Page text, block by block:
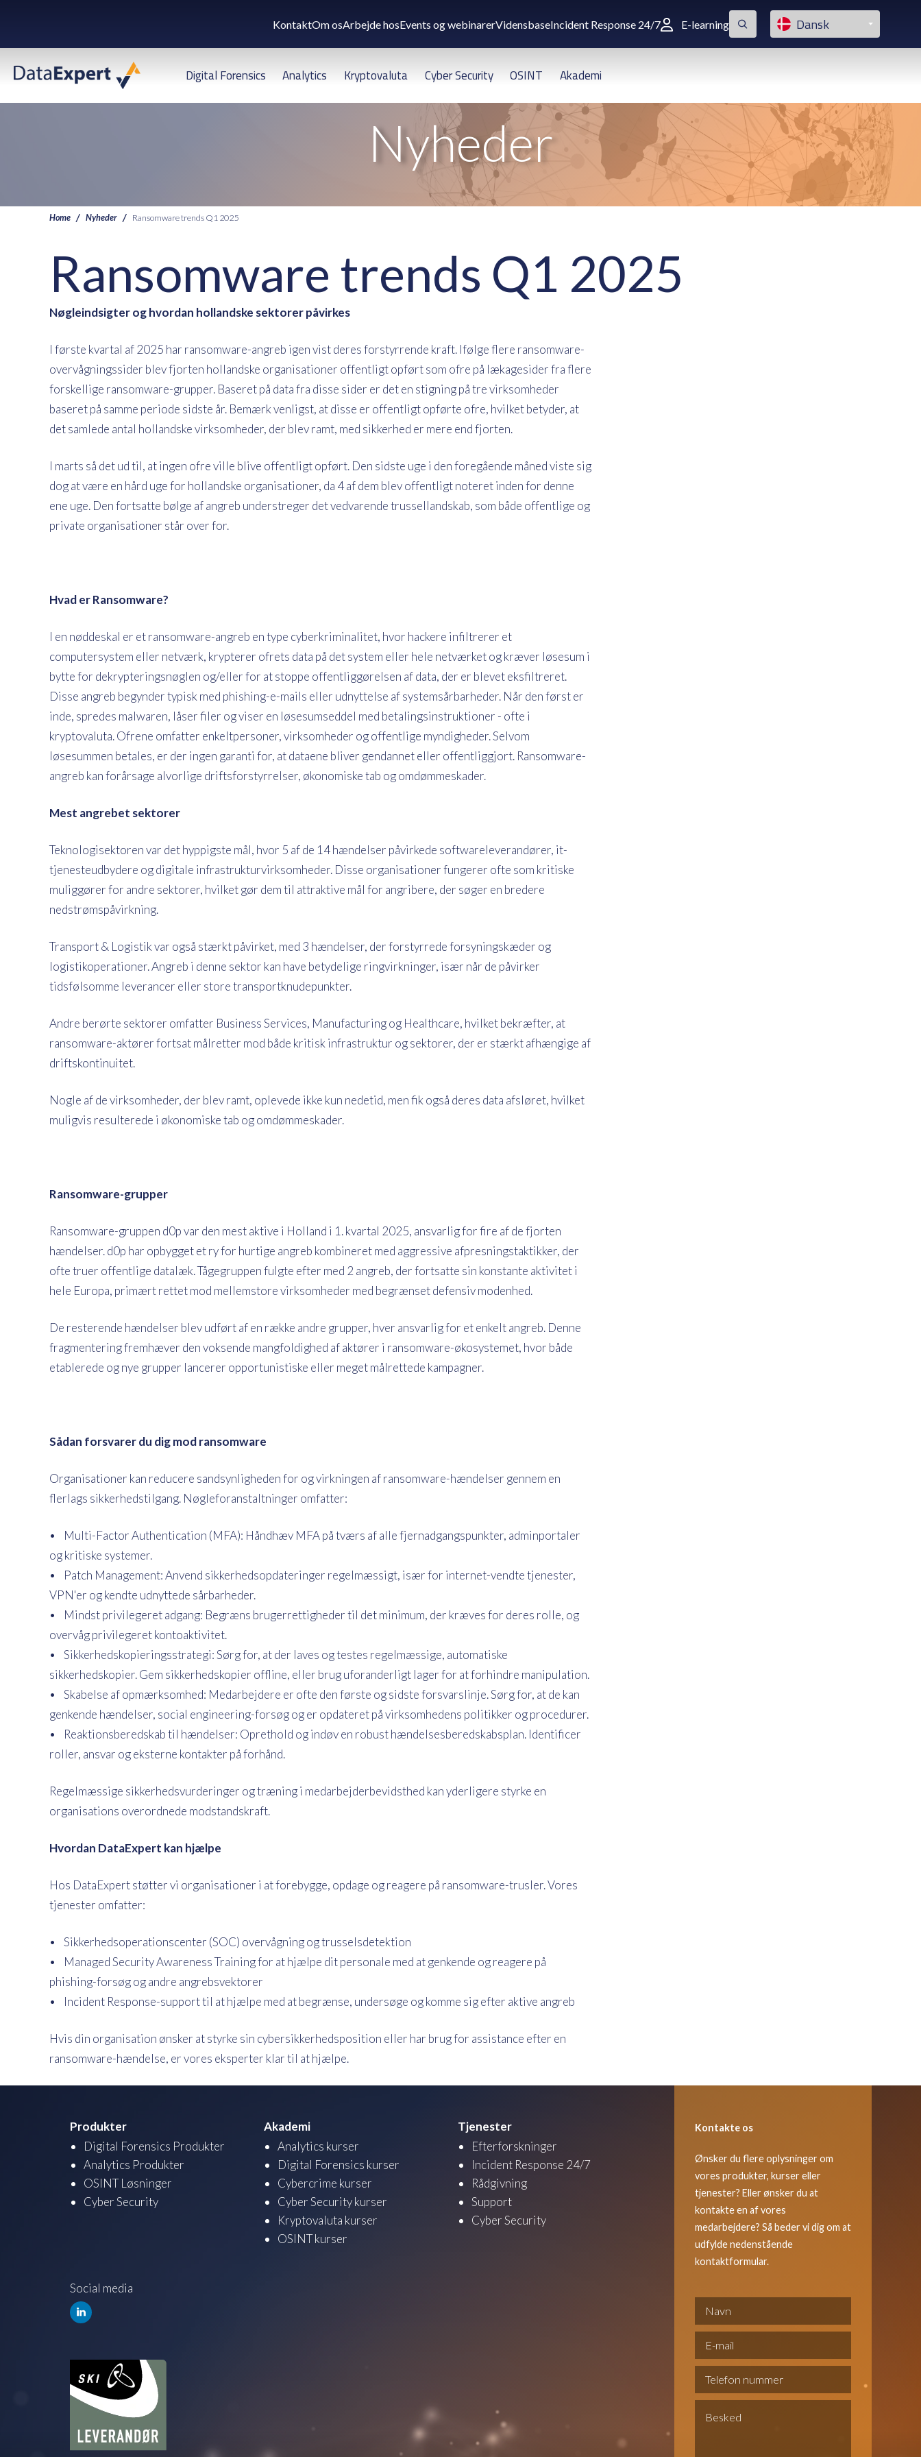
KontaktOm osArbejde hosEvents og webinarerVidensbaseIncident Response 24/7 E-learning Dansk
Digital Forensics Analytics Kryptovaluta Cyber Security OSINT Akademi
Nyheder
Home Nyheder Ransomware trends Q1 2025
Ransomware trends Q1 2025
Nøgleindsigter og hvordan hollandske sektorer påvirkes
I første kvartal af 2025 har ransomware-angreb igen vist deres forstyrrende kraft. Ifølge flere ransomware-
overvågningssider blev fjorten hollandske organisationer offentligt opført som ofre på lækagesider fra flere
forskellige ransomware-grupper. Baseret på data fra disse sider er det en stigning på tre virksomheder
baseret på samme periode sidste år. Bemærk venligst, at disse er offentligt opførte ofre, hvilket betyder, at
det samlede antal hollandske virksomheder, der blev ramt, med sikkerhed er mere end fjorten.
I marts så det ud til, at ingen ofre ville blive offentligt opført. Den sidste uge i den foregående måned viste sig
dog at være en hård uge for hollandske organisationer, da 4 af dem blev offentligt noteret inden for denne
ene uge. Den fortsatte bølge af angreb understreger det vedvarende trussellandskab, som både offentlige og
private organisationer står over for.
Hvad er Ransomware?
I en nøddeskal er et ransomware-angreb en type cyberkriminalitet, hvor hackere infiltrerer et
computersystem eller netværk, krypterer ofrets data på det system eller hele netværket og kræver løsesum i
bytte for dekrypteringsnøglen og/eller for at stoppe offentliggørelsen af ​​data, der er blevet eksfiltreret.
Disse angreb begynder typisk med phishing-e-mails eller udnyttelse af systemsårbarheder. Når den først er
inde, spredes malwaren, låser filer og viser en løsesumseddel med betalingsinstruktioner - ofte i
kryptovaluta. Ofrene omfatter enkeltpersoner, virksomheder og offentlige myndigheder. Selvom
løsesummen betales, er der ingen garanti for, at dataene bliver gendannet eller offentliggjort. Ransomware-
angreb kan forårsage alvorlige driftsforstyrrelser, økonomiske tab og omdømmeskader.
Mest angrebet sektorer
Teknologisektoren var det hyppigste mål, hvor 5 af de 14 hændelser påvirkede softwareleverandører, it-
tjenesteudbydere og digitale infrastrukturvirksomheder. Disse organisationer fungerer ofte som kritiske
muliggører for andre sektorer, hvilket gør dem til attraktive mål for angribere, der søger en bredere
nedstrømspåvirkning.
Transport & Logistik var også stærkt påvirket, med 3 hændelser, der forstyrrede forsyningskæder og
logistikoperationer. Angreb i denne sektor kan have betydelige ringvirkninger, især når de påvirker
tidsfølsomme leverancer eller store transportknudepunkter.
Andre berørte sektorer omfatter Business Services, Manufacturing og Healthcare, hvilket bekræfter, at
ransomware-aktører fortsat målretter mod både kritisk infrastruktur og sektorer, der er stærkt afhængige af
driftskontinuitet.
Nogle af de virksomheder, der blev ramt, oplevede ikke kun nedetid, men fik også deres data afsløret, hvilket
muligvis resulterede i økonomiske tab og omdømmeskader.
Ransomware-grupper
Ransomware-gruppen d0p var den mest aktive i Holland i 1. kvartal 2025, ansvarlig for fire af de fjorten
hændelser. d0p har opbygget et ry for hurtige angreb kombineret med aggressive afpresningstaktikker, der
ofte truer offentlige datalæk. Tågegruppen fulgte efter med 2 angreb, der fortsatte sin konstante aktivitet i
hele Europa, primært rettet mod mellemstore virksomheder med begrænset defensiv modenhed.
De resterende hændelser blev udført af en række andre grupper, hver ansvarlig for et enkelt angreb. Denne
fragmentering fremhæver den voksende mangfoldighed af aktører i ransomware-økosystemet, hvor både
etablerede og nye grupper lancerer opportunistiske eller meget målrettede kampagner.
Sådan forsvarer du dig mod ransomware
Organisationer kan reducere sandsynligheden for og virkningen af ​​ransomware-hændelser gennem en
flerlags sikkerhedstilgang. Nøgleforanstaltninger omfatter:
• Multi-Factor Authentication (MFA): Håndhæv MFA på tværs af alle fjernadgangspunkter, adminportaler
og kritiske systemer.
• Patch Management: Anvend sikkerhedsopdateringer regelmæssigt, især for internet-vendte tjenester,
VPN'er og kendte udnyttede sårbarheder.
• Mindst privilegeret adgang: Begræns brugerrettigheder til det minimum, der kræves for deres rolle, og
overvåg privilegeret kontoaktivitet.
• Sikkerhedskopieringsstrategi: Sørg for, at der laves og testes regelmæssige, automatiske
sikkerhedskopier. Gem sikkerhedskopier offline, eller brug uforanderligt lager for at forhindre manipulation.
• Skabelse af opmærksomhed: Medarbejdere er ofte den første og sidste forsvarslinje. Sørg for, at de kan
genkende hændelser, social engineering-forsøg og er opdateret på virksomhedens politikker og procedurer.
• Reaktionsberedskab til hændelser: Oprethold og indøv en robust hændelsesberedskabsplan. Identificer
roller, ansvar og eksterne kontakter på forhånd.
Regelmæssige sikkerhedsvurderinger og træning i medarbejderbevidsthed kan yderligere styrke en
organisations overordnede modstandskraft.
Hvordan DataExpert kan hjælpe
Hos DataExpert støtter vi organisationer i at forebygge, opdage og reagere på ransomware-trusler. Vores
tjenester omfatter:
• Sikkerhedsoperationscenter (SOC) overvågning og trusselsdetektion
• Managed Security Awareness Training for at hjælpe dit personale med at genkende og reagere på
phishing-forsøg og andre angrebsvektorer
• Incident Response-support til at hjælpe med at begrænse, undersøge og komme sig efter aktive angreb
Hvis din organisation ønsker at styrke sin cybersikkerhedsposition eller har brug for assistance efter en
ransomware-hændelse, er vores eksperter klar til at hjælpe.
Produkter
Digital Forensics Produkter
Analytics Produkter
OSINT Løsninger
Cyber Security
Akademi
Analytics kurser
Digital Forensics kurser
Cybercrime kurser
Cyber Security kurser
Kryptovaluta kurser
OSINT kurser
Tjenester
Efterforskninger
Incident Response 24/7
Rådgivning
Support
Cyber Security
Social media
Kontakte os
Ønsker du flere oplysninger om
vores produkter, kurser eller
tjenester? Eller ønsker du at
kontakte en af vores
medarbejdere? Så beder vi dig om at
udfylde nedenstående
kontaktformular.